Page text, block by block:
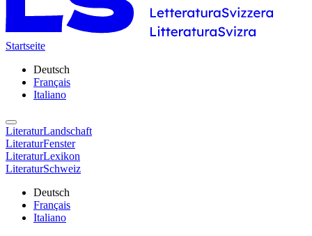
Startseite
Deutsch
Français
Italiano
LiteraturLandschaft
LiteraturFenster
LiteraturLexikon
LiteraturSchweiz
Deutsch
Français
Italiano